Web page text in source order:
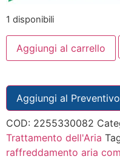
1 disponibili
Aggiungi al carrello
Aggiungi al Preventivo
COD: 2255330082
Trattamento dell'Aria
raffreddamento aria